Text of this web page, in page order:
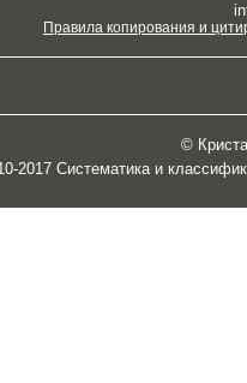
Правила копирования и
©
2017 Систематика и